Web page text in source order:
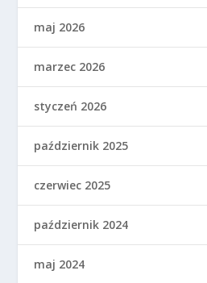
maj 2026
marzec 2026
styczeń 2026
październik 2025
czerwiec 2025
październik 2024
maj 2024